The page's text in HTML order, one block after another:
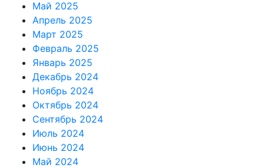
Май 2025
Апрель 2025
Март 2025
Февраль 2025
Январь 2025
Декабрь 2024
Ноябрь 2024
Октябрь 2024
Сентябрь 2024
Июль 2024
Июнь 2024
Май 2024